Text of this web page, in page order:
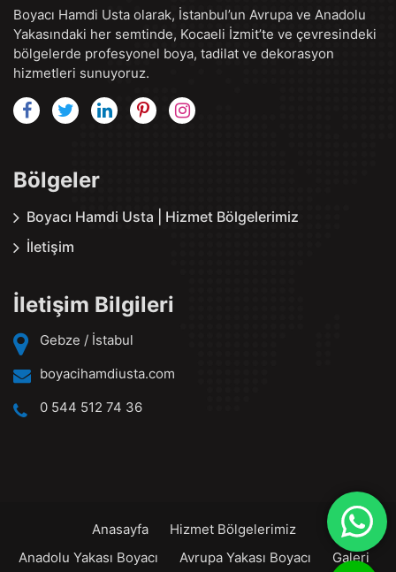
Boyacı Hamdi Usta olarak, İstanbul’un Avrupa ve Anadolu
Yakasındaki her semtinde, Kocaeli İzmit’te ve çevresindeki
bölgelerde profesyonel boya, tadilat ve dekorasyon
hizmetleri sunuyoruz.
Bölgeler
Boyacı Hamdi Usta | Hizmet Bölgelerimiz
İletişim
İletişim Bilgileri
Gebze / İstabul
boyacihamdiusta.com
0 544 512 74 36
Anasayfa
Hizmet Bölgelerimiz
Anadolu Yakası Boyacı
Avrupa Yakası Boyacı Galeri